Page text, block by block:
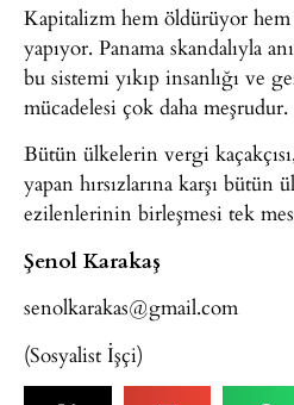
Kapitalizm hem öldürüyor hem
yapıyor. Panama skandalıyla
bu sistemi yıkıp insanlığı ve
mücadelesi çok daha meşrudur.
Bütün ülkelerin vergi
yapan hırsızlarına karşı
ezilenlerinin birleşmesi tek
Şenol Karakaş
senolkarakas@gmail.com
(Sosyalist İşçi)